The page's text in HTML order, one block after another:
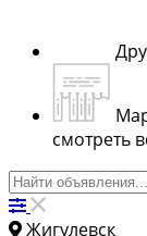
смотреть
Жигулевск